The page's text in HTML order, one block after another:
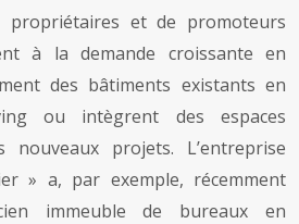
et de promoteurs
à la demande croissante en
des bâtiments existants en
ou intègrent des espaces
nouveaux projets. L’entreprise
» a, par exemple, récemment
immeuble de bureaux en